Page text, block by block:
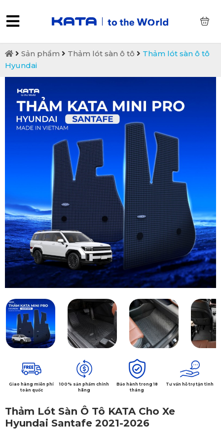
Sản phẩm Thảm lót sàn ô tô
Thảm lót sàn ô tô
Hyundai
Giao hàng miễn phí
toàn quốc
100% sản phẩm chính
hãng
Bảo hành trong 18
tháng
Tư vấn hỗ trợ tận tình
Thảm Lót Sàn Ô Tô KATA Cho Xe
Hyundai Santafe 2021-2026